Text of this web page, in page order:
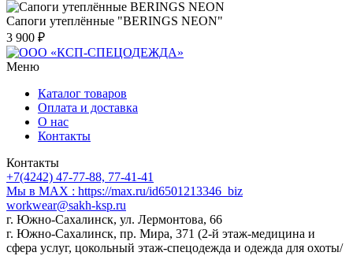
Сапоги утеплённые "BERINGS NEON"
3 900 ₽
Меню
Каталог товаров
Оплата и доставка
О нас
Контакты
Контакты
+7(4242) 47-77-88, 77-41-41
Мы в MAX : https://max.ru/id6501213346_biz
workwear@sakh-ksp.ru
г. Южно-Сахалинск, ул. Лермонтова, 66
г. Южно-Сахалинск, пр. Мира, 371 (2-й этаж-медицина и
сфера услуг, цокольный этаж-спецодежда и одежда для охоты/